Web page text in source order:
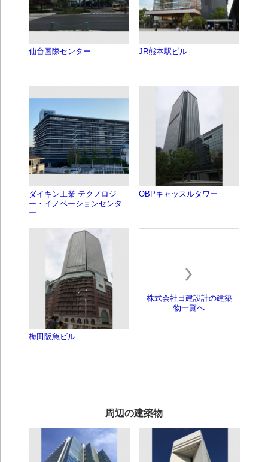
仙台国際センター JR熊本駅ビル
ダイキン工業 テクノロジ
ー・イノベーションセンタ
ー
OBPキャッスルタワー
梅田阪急ビル
株式会社日建設計の建築
物一覧へ
周辺の建築物